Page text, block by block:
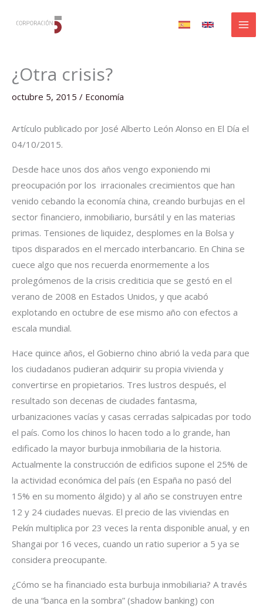
¿Otra crisis?
octubre 5, 2015 / Economía
Artículo publicado por José Alberto León Alonso en El Día el
04/10/2015.
Desde hace unos dos años vengo exponiendo mi
preocupación por los irracionales crecimientos que han
venido cebando la economía china, creando burbujas en el
sector financiero, inmobiliario, bursátil y en las materias
primas. Tensiones de liquidez, desplomes en la Bolsa y
tipos disparados en el mercado interbancario. En China se
cuece algo que nos recuerda enormemente a los
prolegómenos de la crisis crediticia que se gestó en el
verano de 2008 en Estados Unidos, y que acabó
explotando en octubre de ese mismo año con efectos a
escala mundial.
Hace quince años, el Gobierno chino abrió la veda para que
los ciudadanos pudieran adquirir su propia vivienda y
convertirse en propietarios. Tres lustros después, el
resultado son decenas de ciudades fantasma,
urbanizaciones vacías y casas cerradas salpicadas por todo
el país. Como los chinos lo hacen todo a lo grande, han
edificado la mayor burbuja inmobiliaria de la historia.
Actualmente la construcción de edificios supone el 25% de
la actividad económica del país (en España no pasó del
15% en su momento álgido) y al año se construyen entre
12 y 24 ciudades nuevas. El precio de las viviendas en
Pekín multiplica por 23 veces la renta disponible anual, y en
Shangai por 16 veces, cuando un ratio superior a 5 ya se
considera preocupante.
¿Cómo se ha financiado esta burbuja inmobiliaria? A través
de una “banca en la sombra” (shadow banking) con